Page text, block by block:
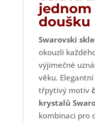
doušku
Swarovski
okouzlí
výjimečné
věku.
třpytivý motiv
krystalů
kombinaci pro